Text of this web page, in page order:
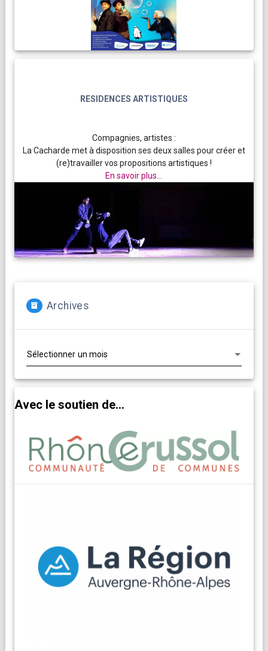
RESIDENCES ARTISTIQUES
Compagnies, artistes :
La Cacharde met à disposition ses deux salles pour créer et
(re)travailler vos propositions artistiques !
En savoir plus...
Archives
Avec le soutien de...